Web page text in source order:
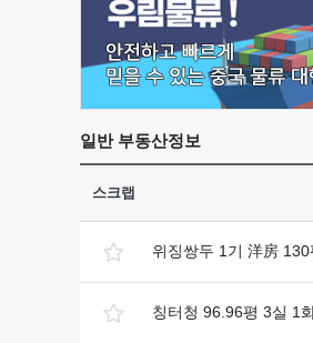
일반부동산정보
스크랩
위징쌍두 1기 洋房
칭터청 96.96평 3실 1